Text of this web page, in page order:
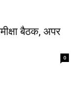
बैठक, अपर
0